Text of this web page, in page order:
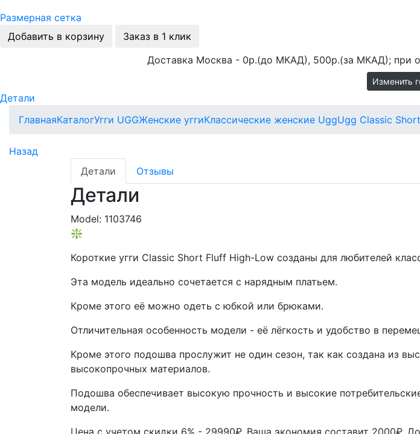
Размерная сетка
Добавить в корзину
Заказ в 1 клик
Доставка Москва - 0р.(до МКАД), 500р.(за МКАД); при
Изменить
Детали
ГлавнаяКаталогУгги UGGЖенские уггиКлассические женские UggUgg Classic
Назад
Детали
Отзывы
Детали
Model: 1103746
❇️
Короткие угги Classic Short Fluff High-Low созданы для любителей
Эта модель идеально сочетается с нарядным платьем.
Кроме этого её можно одеть с юбкой или брюками.
Отличительная особенность модели - её лёгкость и удобство в
Кроме этого подошва прослужит не один сезон, так как создана из
высокопрочных материалов.
Подошва обеспечивает высокую прочность и высокие
модели.
Цена с учетом скидки 6% - 29990₽. Ваша экономия составит 2000₽.